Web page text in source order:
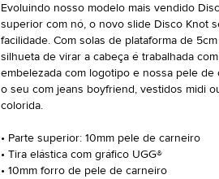
Evoluindo nosso modelo mais vendido
superior com nó, o novo slide Disco Knot
facilidade. Com solas de plataforma de
silhueta de virar a cabeça é trabalhada
embelezada com logotipo e nossa pele de
o seu com jeans boyfriend, vestidos midi
colorida.
• Parte superior: 10mm pele de carneiro
• Tira elástica com gráfico UGG®
• 10mm forro de pele de carneiro